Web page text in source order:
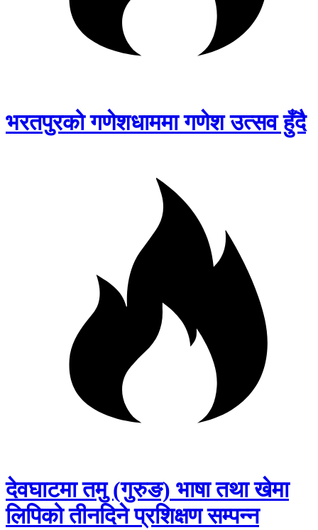
भरतपुरको गणेशधाममा गणेश उत्सव हुँदै
देवघाटमा तमु (गुरुङ) भाषा तथा खेमा
लिपिको तीनदिने प्रशिक्षण सम्पन्न